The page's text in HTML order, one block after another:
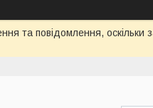
та повідомлення,